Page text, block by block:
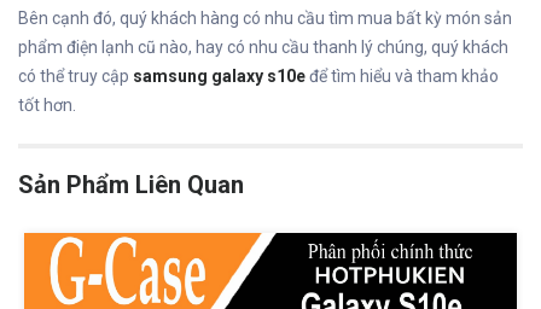
Bên cạnh đó, quý khách hàng có nhu cầu tìm mua bất kỳ món sản
phẩm điện lạnh cũ nào, hay có nhu cầu thanh lý chúng, quý khách
có thể truy cập samsung galaxy s10eđể tìm hiểu và tham khảo
tốt hơn.
Sản Phẩm Liên Quan